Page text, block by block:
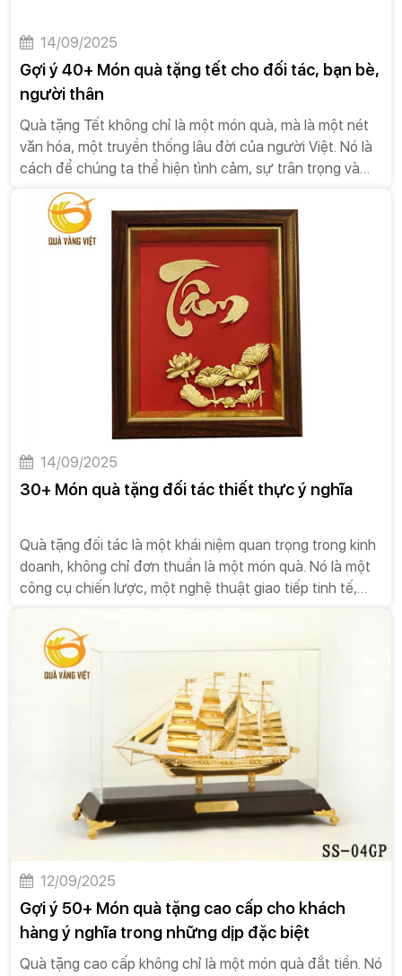
14/09/2025
Gợi ý 40+ Món quà tặng tết cho đối tác, bạn bè,
người thân
Quà tặng Tết không chỉ là một món quà, mà là một nét
văn hóa, một truyền thống lâu đời của người Việt. Nó là
cách để chúng ta thể hiện tình cảm, sự trân trọng và
những lời chúc tốt đẹp nhất đến người thân, bạn bè,
đồng nghiệp và đối tác.Dưới đây là một số đặc điểm và
ý nghĩa của quà tặng Tết.
14/09/2025
30+ Món quà tặng đối tác thiết thực ý nghĩa
Quà tặng đối tác là một khái niệm quan trọng trong kinh
doanh, không chỉ đơn thuần là một món quà. Nó là một
công cụ chiến lược, một nghệ thuật giao tiếp tinh tế,
các mối quan hệ bền vững.Quà tặng đối tác không phải
là một hành động bắt buộc, nhưng nó mang lại nhiều giá
trị vượt trội, góp phần tạo nên sự thành công lâu dài
12/09/2025
Gợi ý 50+ Món quà tặng cao cấp cho khách
hàng ý nghĩa trong những dịp đặc biệt
Quà tặng cao cấp không chỉ là một món quà đắt tiền. Nó